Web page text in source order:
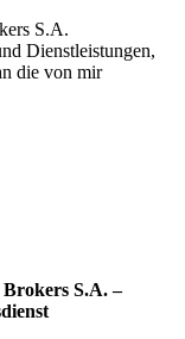
S.A.
Dienstleistungen,
die von mir
S.A. –